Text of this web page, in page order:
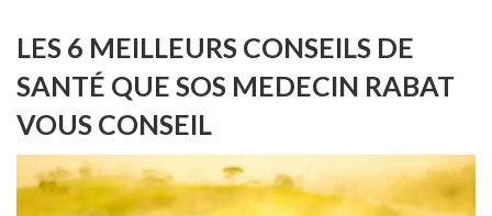
LES 6 MEILLEURS CONSEILS DE
SANTÉ QUE SOS MEDECIN RABAT
VOUS CONSEIL